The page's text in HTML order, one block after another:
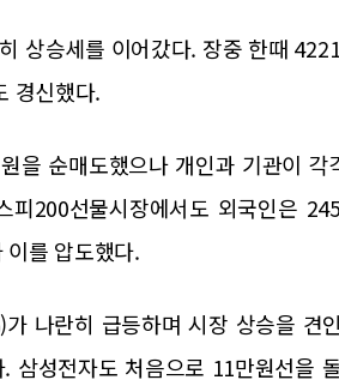
상승세를 이어갔다. 장중 한때
경신했다.
을 순매도했으나 개인과 기관이 각
200선물시장에서도 외국인은
를 압도했다.
나란히 급등하며 시장 상승을 견
삼성전자도 처음으로 11만원선을